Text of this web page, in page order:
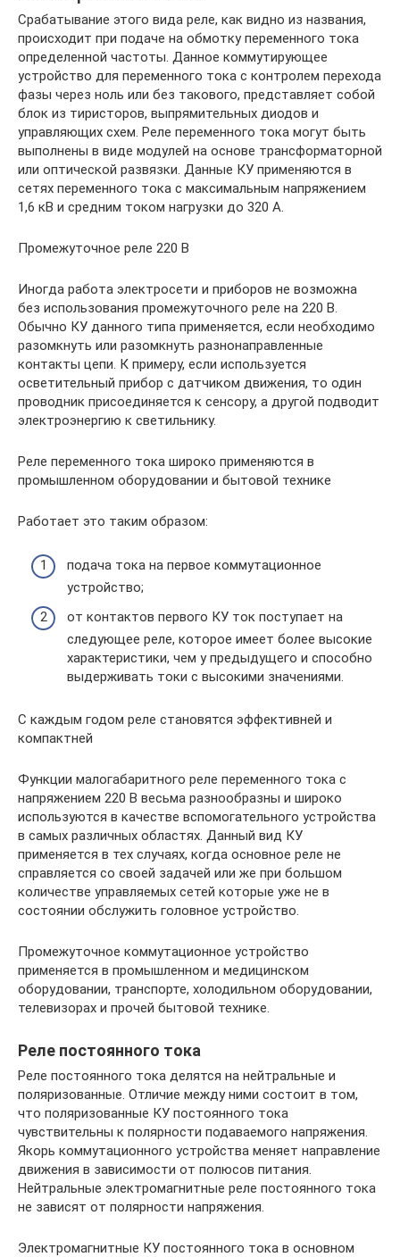
Срабатывание этого вида реле, как видно из названия,
происходит при подаче на обмотку переменного тока
определенной частоты. Данное коммутирующее
устройство для переменного тока с контролем перехода
фазы через ноль или без такового, представляет собой
блок из тиристоров, выпрямительных диодов и
управляющих схем. Реле переменного тока могут быть
выполнены в виде модулей на основе трансформаторной
или оптической развязки. Данные КУ применяются в
сетях переменного тока с максимальным напряжением
1,6 кВ и средним током нагрузки до 320 A.
Промежуточное реле 220 В
Иногда работа электросети и приборов не возможна
без использования промежуточного реле на 220 В.
Обычно КУ данного типа применяется, если необходимо
разомкнуть или разомкнуть разнонаправленные
контакты цепи. К примеру, если используется
осветительный прибор с датчиком движения, то один
проводник присоединяется к сенсору, а другой подводит
электроэнергию к светильнику.
Реле переменного тока широко применяются в
промышленном оборудовании и бытовой технике
Работает это таким образом:
подача тока на первое коммутационное
устройство;
от контактов первого КУ ток поступает на
следующее реле, которое имеет более высокие
характеристики, чем у предыдущего и способно
выдерживать токи с высокими значениями.
С каждым годом реле становятся эффективней и
компактней
Функции малогабаритного реле переменного тока с
напряжением 220 В весьма разнообразны и широко
используются в качестве вспомогательного устройства
в самых различных областях. Данный вид КУ
применяется в тех случаях, когда основное реле не
справляется со своей задачей или же при большом
количестве управляемых сетей которые уже не в
состоянии обслужить головное устройство.
Промежуточное коммутационное устройство
применяется в промышленном и медицинском
оборудовании, транспорте, холодильном оборудовании,
телевизорах и прочей бытовой технике.
Реле постоянного тока
Реле постоянного тока делятся на нейтральные и
поляризованные. Отличие между ними состоит в том,
что поляризованные КУ постоянного тока
чувствительны к полярности подаваемого напряжения.
Якорь коммутационного устройства меняет направление
движения в зависимости от полюсов питания.
Нейтральные электромагнитные реле постоянного тока
не зависят от полярности напряжения.
Электромагнитные КУ постоянного тока в основном